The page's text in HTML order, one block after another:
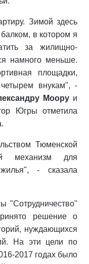
Зимой здесь
в котором я
за жилищно-
намного меньше.
площадки,
внукам", -
Мооруи
Югры отметила
Тюменской
механизм для
- сказала
"Сотрудничество"
решение о
нуждающихся
На эти цели по
2017 годах было